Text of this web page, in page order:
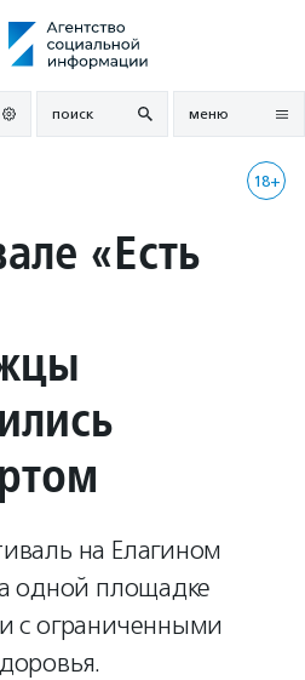
поиск меню
18+
«Есть
на Елагином
одной площадке
с ограниченными